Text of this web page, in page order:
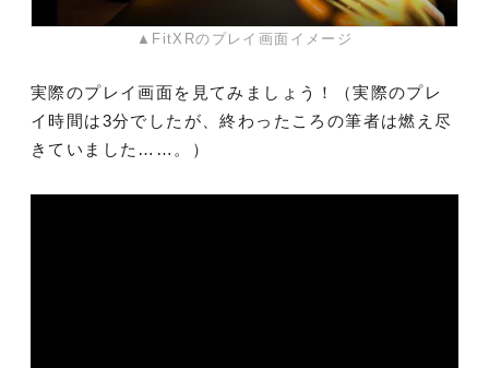
▲FitXRのプレイ画面イメージ
実際のプレイ画面を見てみましょう！（実際のプレ
イ時間は3分でしたが、終わったころの筆者は燃え尽
きていました……。）